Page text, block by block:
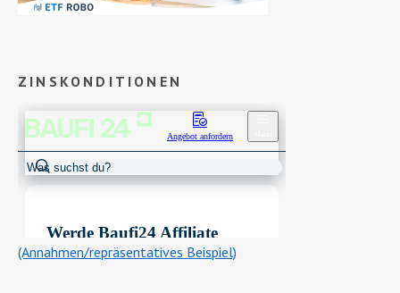
ZINSKONDITIONEN
(Annahmen/repräsentatives Beispiel)